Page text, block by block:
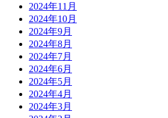
2024年11月
2024年10月
2024年9月
2024年8月
2024年7月
2024年6月
2024年5月
2024年4月
2024年3月